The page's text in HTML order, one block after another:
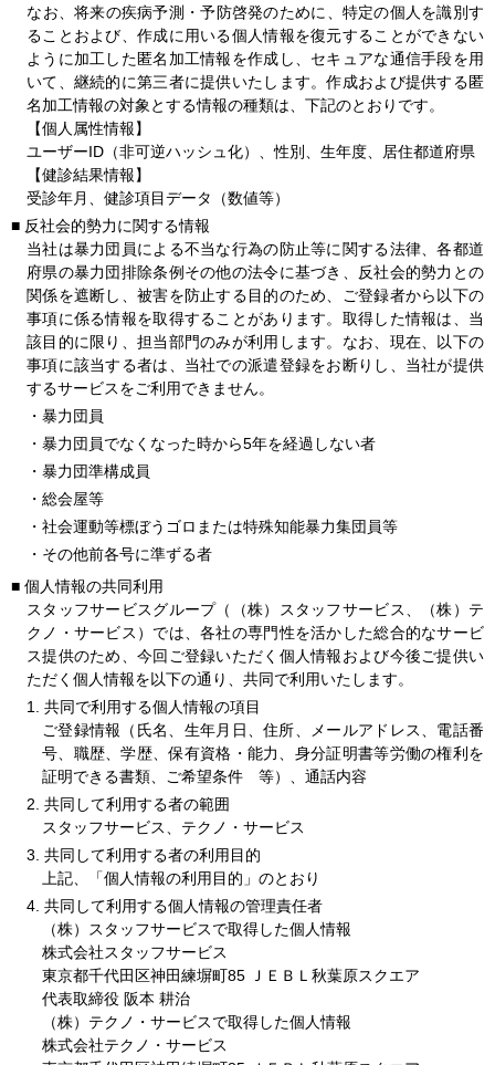
なお、将来の疾病予測・予防啓発のために、特定の個人を識別す
ることおよび、作成に用いる個人情報を復元することができない
ように加工した匿名加工情報を作成し、セキュアな通信手段を用
いて、継続的に第三者に提供いたします。作成および提供する匿
名加工情報の対象とする情報の種類は、下記のとおりです。
【個人属性情報】
ユーザーID（非可逆ハッシュ化）、性別、生年度、居住都道府県
【健診結果情報】
受診年月、健診項目データ（数値等）
■ 反社会的勢力に関する情報
当社は暴力団員による不当な行為の防止等に関する法律、各都道
府県の暴力団排除条例その他の法令に基づき、反社会的勢力との
関係を遮断し、被害を防止する目的のため、ご登録者から以下の
事項に係る情報を取得することがあります。取得した情報は、当
該目的に限り、担当部門のみが利用します。なお、現在、以下の
事項に該当する者は、当社での派遣登録をお断りし、当社が提供
するサービスをご利用できません。
・暴力団員
・暴力団員でなくなった時から5年を経過しない者
・暴力団準構成員
・総会屋等
・社会運動等標ぼうゴロまたは特殊知能暴力集団員等
・その他前各号に準ずる者
■ 個人情報の共同利用
スタッフサービスグループ（（株）スタッフサービス、（株）テ
クノ・サービス）では、各社の専門性を活かした総合的なサービ
ス提供のため、今回ご登録いただく個人情報および今後ご提供い
ただく個人情報を以下の通り、共同で利用いたします。
1. 共同で利用する個人情報の項目
ご登録情報（氏名、生年月日、住所、メールアドレス、電話番
号、職歴、学歴、保有資格・能力、身分証明書等労働の権利を
証明できる書類、ご希望条件 等）、通話内容
2. 共同して利用する者の範囲
スタッフサービス、テクノ・サービス
3. 共同して利用する者の利用目的
上記、「個人情報の利用目的」のとおり
4. 共同して利用する個人情報の管理責任者
（株）スタッフサービスで取得した個人情報
株式会社スタッフサービス
東京都千代田区神田練塀町85 ＪＥＢＬ秋葉原スクエア
代表取締役 阪本 耕治
（株）テクノ・サービスで取得した個人情報
株式会社テクノ・サービス